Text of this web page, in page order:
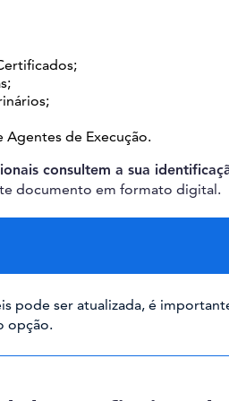
de Execução.
consultem a sua
documento em formato digital.
pode ser atualizada, é
opção.